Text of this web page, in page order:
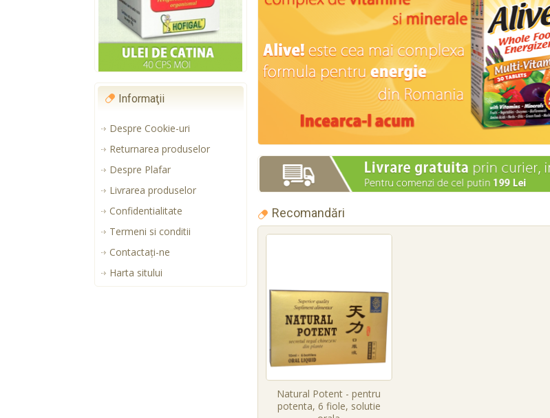
Informaţii
Despre Cookie-uri
Returnarea produselor
Despre Plafar
Livrarea produselor
Confidentialitate
Termeni si conditii
Contactaţi-ne
Harta sitului
Recomandări
Natural Potent - pentru
potenta, 6 fiole, solutie